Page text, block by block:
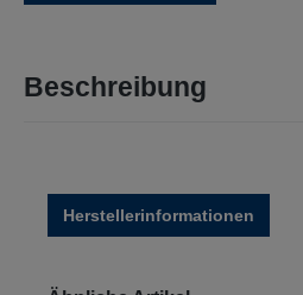
Beschreibung
Herstellerinformationen